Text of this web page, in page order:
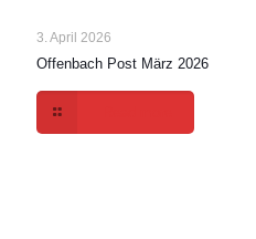
3. April 2026
Offenbach Post März 2026